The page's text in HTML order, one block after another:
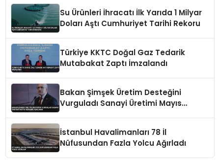
Su Ürünleri İhracatı İlk Yarıda 1 Milyar
Doları Aştı Cumhuriyet Tarihi Rekoru
Türkiye KKTC Doğal Gaz Tedarik
Mutabakat Zaptı İmzalandı
Bakan Şimşek Üretim Desteğini
Vurguladı Sanayi Üretimi Mayıs
İstanbul Havalimanları 78 İl
Nüfusundan Fazla Yolcu Ağırladı